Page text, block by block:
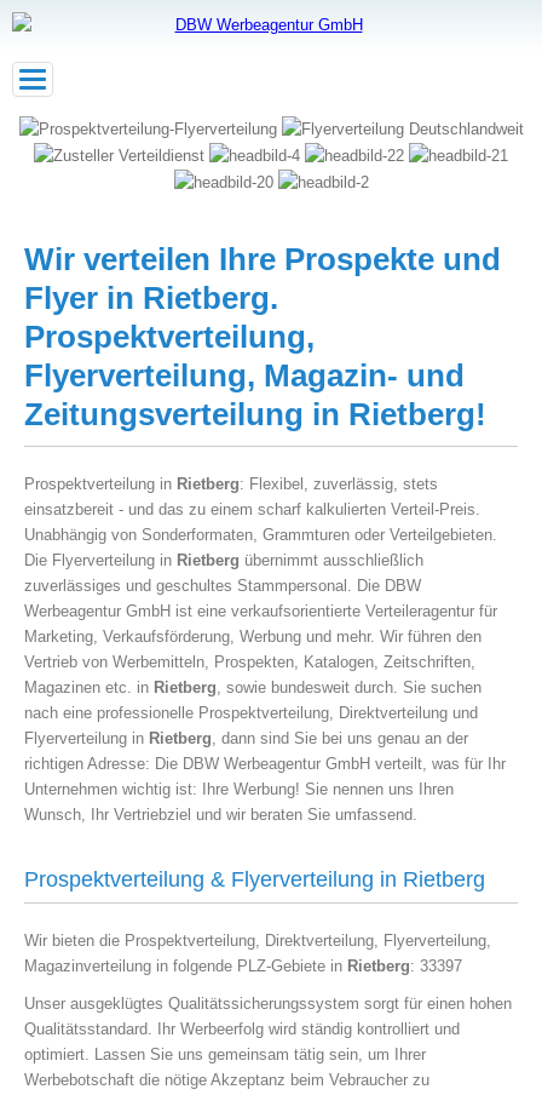
Toggle
Wir verteilen Ihre Prospekte und
Flyer in Rietberg.
Prospektverteilung,
Flyerverteilung, Magazin- und
Zeitungsverteilung in Rietberg!
Prospektverteilung in Rietberg: Flexibel, zuverlässig, stets
einsatzbereit - und das zu einem scharf kalkulierten Verteil-Preis.
Unabhängig von Sonderformaten, Grammturen oder Verteilgebieten.
Die Flyerverteilung in Rietberg übernimmt ausschließlich
zuverlässiges und geschultes Stammpersonal. Die DBW
Werbeagentur GmbH ist eine verkaufsorientierte Verteileragentur für
Marketing, Verkaufsförderung, Werbung und mehr. Wir führen den
Vertrieb von Werbemitteln, Prospekten, Katalogen, Zeitschriften,
Magazinen etc. in Rietberg, sowie bundesweit durch. Sie suchen
nach eine professionelle Prospektverteilung, Direktverteilung und
Flyerverteilung in Rietberg, dann sind Sie bei uns genau an der
richtigen Adresse: Die DBW Werbeagentur GmbH verteilt, was für Ihr
Unternehmen wichtig ist: Ihre Werbung! Sie nennen uns Ihren
Wunsch, Ihr Vertriebziel und wir beraten Sie umfassend.
Prospektverteilung & Flyerverteilung in Rietberg
Wir bieten die Prospektverteilung, Direktverteilung, Flyerverteilung,
Magazinverteilung in folgende PLZ-Gebiete in Rietberg: 33397
Unser ausgeklügtes Qualitätssicherungssystem sorgt für einen hohen
Qualitätsstandard. Ihr Werbeerfolg wird ständig kontrolliert und
optimiert. Lassen Sie uns gemeinsam tätig sein, um Ihrer
Werbebotschaft die nötige Akzeptanz beim Vebraucher zu